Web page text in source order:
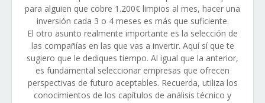
para alguien que cobre 1.200€ limpios al mes, hacer una
inversión cada 3 o 4 meses es más que suficiente.
El otro asunto realmente importante es la selección de
las compañías en las que vas a invertir. Aquí sí que te
sugiero que le dediques tiempo. Al igual que la anterior,
es fundamental seleccionar empresas que ofrecen
perspectivas de futuro aceptables. Recuerda, utiliza los
conocimientos de los capítulos de análisis técnico y